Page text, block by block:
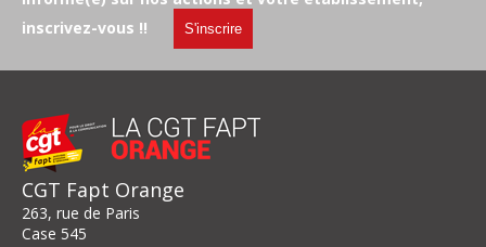
inscrivez-vous !!
S'inscrire
CGT Fapt Orange
263, rue de Paris
Case 545